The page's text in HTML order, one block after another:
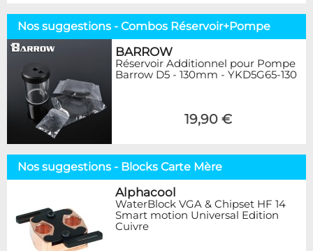
Nos suggestions - Combos Réservoir+Pompe
BARROW
Réservoir Additionnel pour Pompe
Barrow D5 - 130mm - YKD5G65-130
19,90 €
Nos suggestions - Blocks Carte Mère
Alphacool
WaterBlock VGA & Chipset HF 14
Smart motion Universal Edition
Cuivre